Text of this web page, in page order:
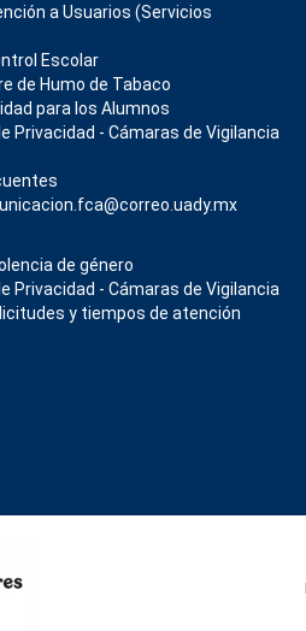
a Usuarios (Servicios
Escolar
de Humo de Tabaco
para los Alumnos
Privacidad - Cámaras de Vigilancia
de género
Privacidad - Cámaras de Vigilancia
y tiempos de atención